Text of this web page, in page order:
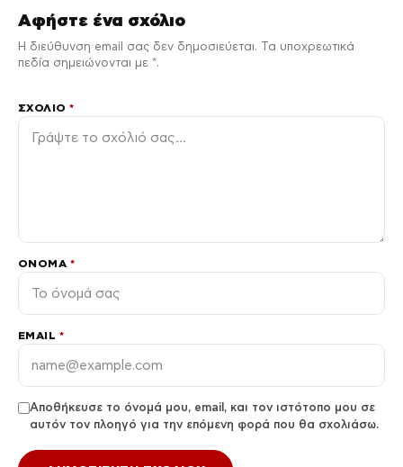
Αφήστε ένα σχόλιο
Η διεύθυνση email σας δεν δημοσιεύεται. Τα υποχρεωτικά
πεδία σημειώνονται με *.
ΣΧΌΛΙΟ*
ΌΝΟΜΑ *
EMAIL *
Αποθήκευσε το όνομά μου, email, και τον ιστότοπο μου σε
αυτόν τον πλοηγό για την επόμενη φορά που θα σχολιάσω.